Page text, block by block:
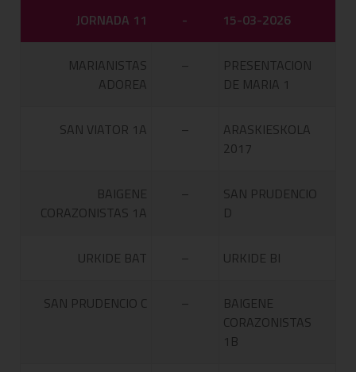
JORNADA 11 - 15-03-2026
MARIANISTAS
ADOREA
–
PRESENTACION
DE MARIA 1
SAN VIATOR 1A –
ARASKIESKOLA
2017
BAIGENE
CORAZONISTAS 1A
–
SAN PRUDENCIO
D
URKIDE BAT – URKIDE BI
SAN PRUDENCIO C –
BAIGENE
CORAZONISTAS
1B